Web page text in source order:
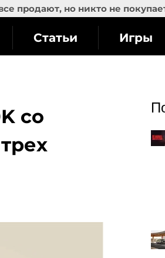
продают, но никто не
Статьи Игры
со